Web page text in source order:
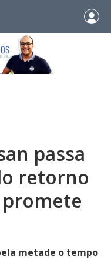
passa
retorno
promete
metade o tempo